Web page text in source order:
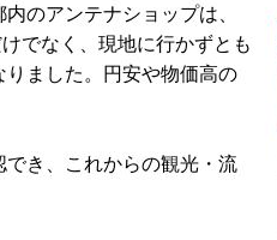
のアンテナショップは、
でなく、現地に行かずとも
ました。円安や物価高の
き、これからの観光・流